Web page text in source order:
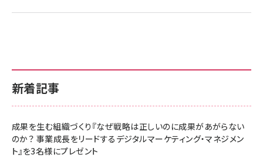
新着記事
成果を生む組織づくり『なぜ戦略は正しいのに成果があがらない
のか？ 事業成長をリードするデジタルマーケティング・マネジメン
ト』を3名様にプレゼント